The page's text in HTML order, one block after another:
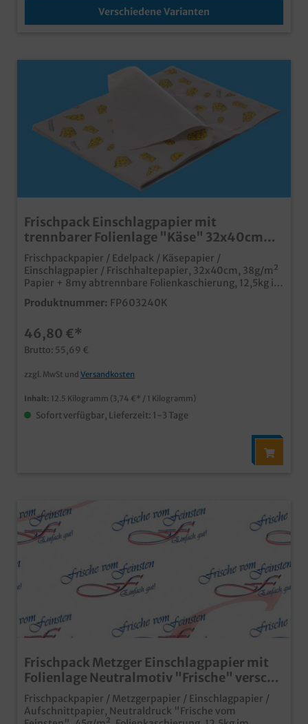
Verschiedene Varianten
Frischpack Einschlagpapier mit
trennbarer Folienlage "Käse" 32x40cm
38g/m² 12,5kg
Frischpackpapier / Edelpack / Käsepapier /
Einschlagpapier / Frischhaltepapier, 32x40cm, 38g/m²
Papier + 8my abtrennbare Folienkaschierung, 12,5kg im
Karton (ca. 2500 Blatt)praktisches Einschlagpapier mit
FolienlageFolie einfach ablösbar dadurch optimale
oder frischebedürftigen Lebensmittelnauch individuell
bedruckbar ab 300kg
Produktnummer: FP603240K
46,80 €*
Brutto: 55,69 €
zzgl. MwSt und Versandkosten
Inhalt: 12.5 Kilogramm (3,74 €* / 1 Kilogramm)
Sofort verfügbar, Lieferzeit: 1-3 Tage
Frischpack Metzger Einschlagpapier mit
Folienlage Neutralmotiv "Frische" versch.
Größen 12,5kg
Frischpackpapier / Metzgerpapier / Einschlagpapier /
Aufschnittpapier, Neutraldruck "Frische vom